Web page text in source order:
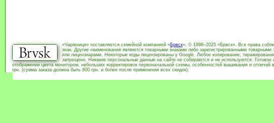
«Чарівниця» поставляется семейной компанией «Брвск». © 1998–2025 «Брвск». Все права
знак. Другие наименования являются товарными знаками либо зарегистрированными
или лицензиарами. Некоторые коды лицензированы у Google. Любое копирование,
запрещено. Никакие персональные данные на сайте не собираются и не используются. Готовое
отображении цвета монитором, небольших корректировок первоначальной схемы, особенностей вышивания и
грн. (сумма заказа должна быть 800 грн. и более после применения всех скидок).